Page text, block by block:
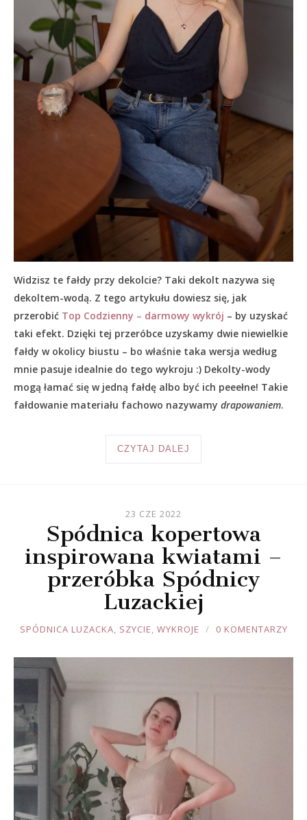
Widzisz te fałdy przy dekolcie? Taki dekolt nazywa się
dekoltem-wodą. Z tego artykułu dowiesz się, jak
przerobić Top Codzienny – darmowy wykrój – by uzyskać
taki efekt. Dzięki tej przeróbce uzyskamy dwie niewielkie
fałdy w okolicy biustu – bo właśnie taka wersja według
mnie pasuje idealnie do tego wykroju :) Dekolty-wody
mogą łamać się w jedną fałdę albo być ich peeełne! Takie
fałdowanie materiału fachowo nazywamy drapowaniem.
CZYTAJ DALEJ
23 CZE 2022
Spódnica kopertowa
inspirowana kwiatami –
przeróbka Spódnicy
Luzackiej
JOULE
SPÓDNICA LUZACKA, SZYCIE, WYKROJE 0 KOMENTARZY